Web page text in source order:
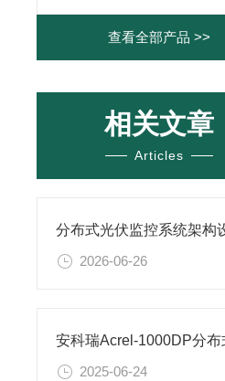
查看全部产品 >>
相关文章
Articles
2026-06-26
2025-06-24